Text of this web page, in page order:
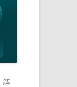
解